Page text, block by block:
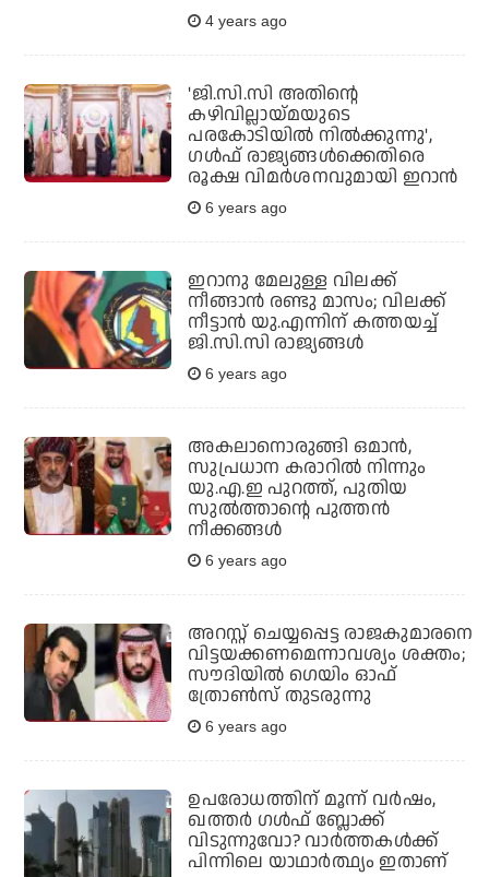
4 years ago
'ജി.സി.സി അതിന്റെ
കഴിവില്ലായ്മയുടെ
പരകോടിയില്‍ നില്‍ക്കുന്നു',
ഗള്‍ഫ് രാജ്യങ്ങള്‍ക്കെതിരെ
രൂക്ഷ വിമര്‍ശനവുമായി ഇറാന്‍
6 years ago
ഇറാനു മേലുള്ള വിലക്ക്
നീങ്ങാന്‍ രണ്ടു മാസം; വിലക്ക്
നീട്ടാന്‍ യു.എന്നിന് കത്തയച്ച്
ജി.സി.സി രാജ്യങ്ങള്‍
6 years ago
അകലാനൊരുങ്ങി ഒമാന്‍,
സുപ്രധാന കരാറില്‍ നിന്നും
യു.എ.ഇ പുറത്ത്, പുതിയ
സുല്‍ത്താന്റെ പുത്തന്‍
നീക്കങ്ങള്‍
6 years ago
അറസ്റ്റ് ചെയ്യപ്പെട്ട രാജകുമാരനെ
വിട്ടയക്കണമെന്നാവശ്യം ശക്തം;
സൗദിയില്‍ ഗെയിം ഓഫ്
ത്രോണ്‍സ് തുടരുന്നു
6 years ago
ഉപരോധത്തിന് മൂന്ന് വർഷം,
ഖത്തർ ​ഗൾഫ് ബ്ലോക്ക്
വിടുന്നുവോ? വാർത്തകൾക്ക്
പിന്നിലെ യാഥാർത്ഥ്യം ഇതാണ്